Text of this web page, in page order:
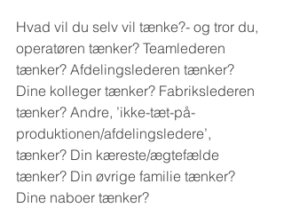
Hvad vil du selv vil tænke?- og tror du,
operatøren tænker? Teamlederen
tænker? Afdelingslederen tænker?
Dine kolleger tænker? Fabrikslederen
tænker? Andre, ’ikke-tæt-på-
produktionen/afdelingsledere’,
tænker? Din kæreste/ægtefælde
tænker? Din øvrige familie tænker?
Dine naboer tænker?